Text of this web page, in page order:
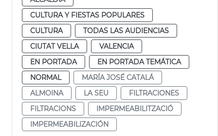
CULTURA Y FIESTAS POPULARES
CULTURA
TODAS LAS AUDIENCIAS
CIUTAT VELLA
VALENCIA
EN PORTADA
EN PORTADA TEMÁTICA
NORMAL
MARÍA JOSÉ CATALÁ
ALMOINA
LA SEU
FILTRACIONES
FILTRACIONS
IMPERMEABILITZACIÓ
IMPERMEABILIZACIÓN